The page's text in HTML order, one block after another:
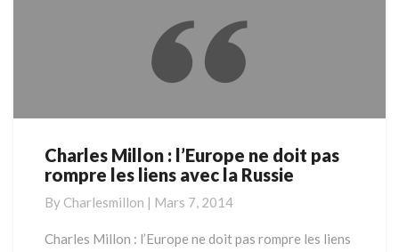
Charles
Millon
l’Europe
ne
Charles Millon : l’Europe ne doit pas
rompre les liens avec la Russie
By Charlesmillon | Mars 7, 2014
Charles Millon : l’Europe ne doit pas rompre les liens